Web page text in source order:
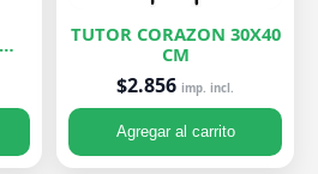
TUTOR CORAZON 30X40
CM
$2.856 imp. incl.
Agregar al carrito